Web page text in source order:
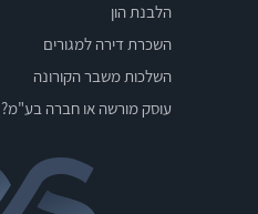
הלבנת הון
השכרת דירה למגורים
השלכות משבר הקורונה
עוסק מורשה או חברה בע"מ?